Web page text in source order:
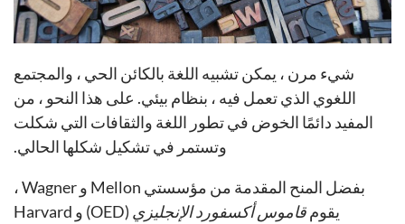
شيء مرن ، يمكن تشبيه اللغة بالكائن الحي ، والمجتمع
اللغوي الذي تعمل فيه ، بنظام بيئي. على هذا النحو ، من
المفيد دائمًا الخوض في تطور اللغة والثقافات التي شكلت
وتستمر في تشكيل شكلها الحالي.
بفضل المنح المقدمة من مؤسستي Mellon و Wagner ،
يقومقاموس أكسفورد الإنجليزي
(OED) و Harvard